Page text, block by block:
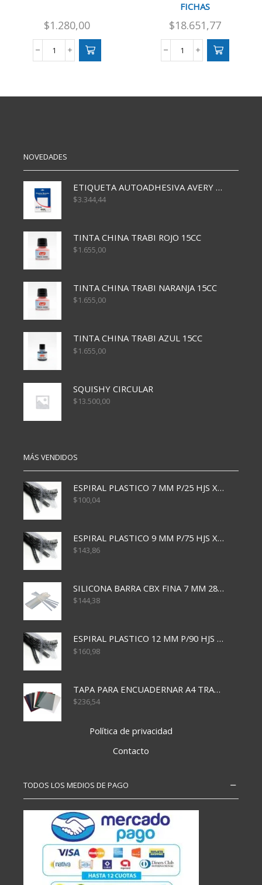
$1.280,00
NAIPE
FICHAS
$18.651,77
JUEGO
100
NOVEDADES
ETIQUETA AUTOADHESIVA AVERY 3026 30H 20 X 70
$3.344,44
TINTA CHINA TRABI ROJO 15CC
$1.655,00
TINTA CHINA TRABI NARANJA 15CC
$1.655,00
TINTA CHINA TRABI AZUL 15CC
$1.655,00
SQUISHY CIRCULAR
$13.500,00
MÁS VENDIDOS
ESPIRAL PLASTICO 7 MM P/25 HJS X50x3000
$100,04
ESPIRAL PLASTICO 9 MM P/75 HJS X50X2400
$143,86
SILICONA BARRA CBX FINA 7 MM 28 CM
$144,38
ESPIRAL PLASTICO 12 MM P/90 HJS X50X1500
$160,98
TAPA PARA ENCUADERNAR A4 TRANSP x50x500
$236,54
Política de privacidad
Contacto
TODOS LOS MEDIOS DE PAGO